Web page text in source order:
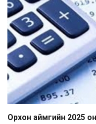
Орхон аймгийн 2025